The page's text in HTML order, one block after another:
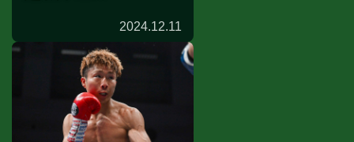
2024.12.11